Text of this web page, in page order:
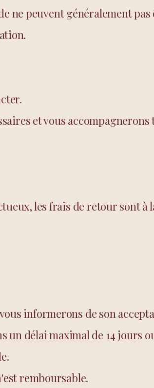
ne peuvent généralement pas
et vous accompagnerons
les frais de retour sont à
informerons de son
un délai maximal de 14 jours
remboursable.